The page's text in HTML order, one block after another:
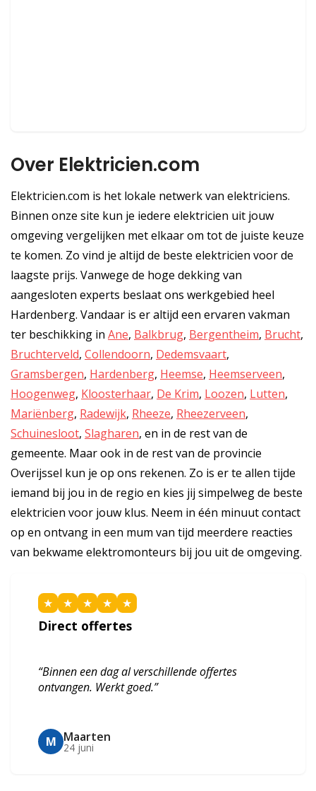
Over Elektricien.com
Elektricien.com is het lokale netwerk van elektriciens.
Binnen onze site kun je iedere elektricien uit jouw
omgeving vergelijken met elkaar om tot de juiste keuze
te komen. Zo vind je altijd de beste elektricien voor de
laagste prijs. Vanwege de hoge dekking van
aangesloten experts beslaat ons werkgebied heel
Hardenberg. Vandaar is er altijd een ervaren vakman
ter beschikking in Ane, Balkbrug, Bergentheim, Brucht,
Bruchterveld, Collendoorn, Dedemsvaart,
Gramsbergen, Hardenberg, Heemse, Heemserveen,
Hoogenweg, Kloosterhaar, De Krim, Loozen, Lutten,
Mariënberg, Radewijk, Rheeze, Rheezerveen,
Schuinesloot, Slagharen, en in de rest van de
gemeente. Maar ook in de rest van de provincie
Overijssel kun je op ons rekenen. Zo is er te allen tijde
iemand bij jou in de regio en kies jij simpelweg de beste
elektricien voor jouw klus. Neem in één minuut contact
op en ontvang in een mum van tijd meerdere reacties
van bekwame elektromonteurs bij jou uit de omgeving.
★ ★ ★ ★ ★
Direct offertes
“Binnen een dag al verschillende offertes
ontvangen. Werkt goed.”
M Maarten
24 juni